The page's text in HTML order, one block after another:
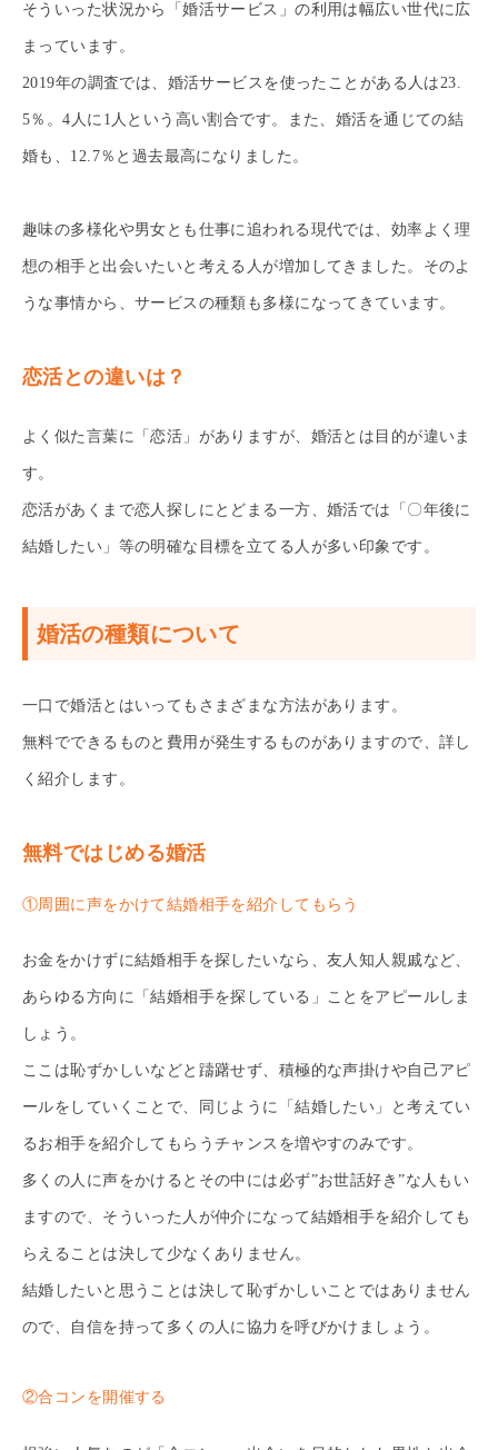
そういった状況から「婚活サービス」の利用は幅広い世代に広
まっています。
2019年の調査では、婚活サービスを使ったことがある人は23.
5％。4人に1人という高い割合です。また、婚活を通じての結
婚も、12.7％と過去最高になりました。
趣味の多様化や男女とも仕事に追われる現代では、効率よく理
想の相手と出会いたいと考える人が増加してきました。そのよ
うな事情から、サービスの種類も多様になってきています。
恋活との違いは？
よく似た言葉に「恋活」がありますが、婚活とは目的が違いま
す。
恋活があくまで恋人探しにとどまる一方、婚活では「〇年後に
結婚したい」等の明確な目標を立てる人が多い印象です。
婚活の種類について
一口で婚活とはいってもさまざまな方法があります。
無料でできるものと費用が発生するものがありますので、詳し
く紹介します。
無料ではじめる婚活
①周囲に声をかけて結婚相手を紹介してもらう
お金をかけずに結婚相手を探したいなら、友人知人親戚など、
あらゆる方向に「結婚相手を探している」ことをアピールしま
しょう。
ここは恥ずかしいなどと躊躇せず、積極的な声掛けや自己アピ
ールをしていくことで、同じように「結婚したい」と考えてい
るお相手を紹介してもらうチャンスを増やすのみです。
多くの人に声をかけるとその中には必ず”お世話好き”な人もい
ますので、そういった人が仲介になって結婚相手を紹介しても
らえることは決して少なくありません。
結婚したいと思うことは決して恥ずかしいことではありません
ので、自信を持って多くの人に協力を呼びかけましょう。
②合コンを開催する